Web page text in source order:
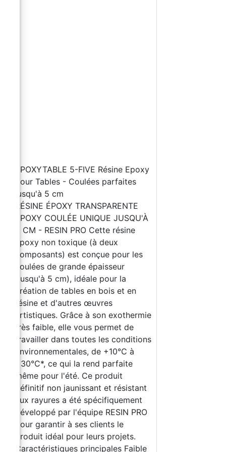
EPOXYTABLE 5-FIVE Résine Epoxy
pour Tables - Coulées parfaites
jusqu'à 5 cm
RÉSINE ÉPOXY TRANSPARENTE
ÉPOXY COULÉE UNIQUE JUSQU'À
5 CM - RESIN PRO Cette résine
époxy non toxique (à deux
composants) est conçue pour les
coulées de grande épaisseur
(jusqu'à 5 cm), idéale pour la
création de tables en bois et en
résine et d'autres œuvres
artistiques. Grâce à son exothermie
très faible, elle vous permet de
travailler dans toutes les conditions
environnementales, de +10°C à
+30°C*, ce qui la rend parfaite
même pour l'été. Ce produit
définitif non jaunissant et résistant
aux rayures a été spécifiquement
développé par l'équipe RESIN PRO
pour garantir à ses clients le
produit idéal pour leurs projets.
Caractéristiques principales Faible